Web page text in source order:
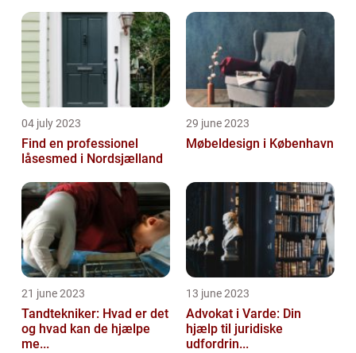
04 july 2023
Find en professionel
låsesmed i Nordsjælland
29 june 2023
Møbeldesign i København
21 june 2023
Tandtekniker: Hvad er det
og hvad kan de hjælpe
me...
13 june 2023
Advokat i Varde: Din
hjælp til juridiske
udfordrin...